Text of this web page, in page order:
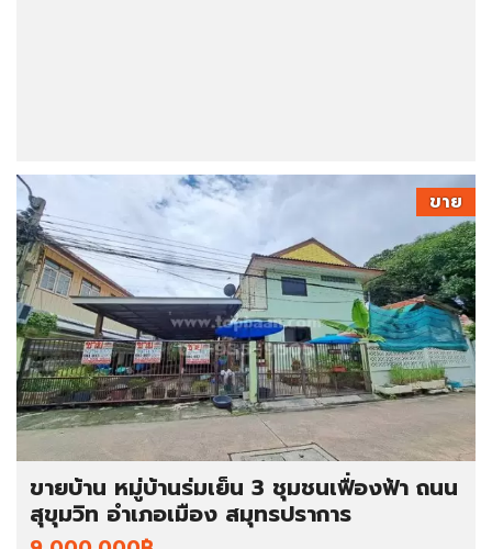
ขาย
ขายบ้าน หมู่บ้านร่มเย็น 3 ชุมชนเฟื่องฟ้า ถนน
สุขุมวิท อำเภอเมือง สมุทรปราการ